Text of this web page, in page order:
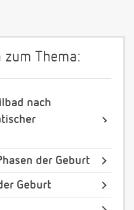
zum Thema:
nach
der Geburt
Geburt